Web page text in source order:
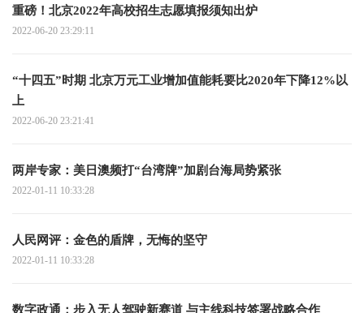
重磅！北京2022年高校招生志愿填报须知出炉
2022-06-20 23:29:11
“十四五”时期 北京万元工业增加值能耗要比2020年下降12%以
上
2022-06-20 23:21:41
两岸专家：美日澳频打“台湾牌”加剧台海局势紧张
2022-01-11 10:33:28
人民网评：金色的盾牌，无悔的坚守
2022-01-11 10:33:28
数字政通：步入无人驾驶新赛道 与主线科技签署战略合作